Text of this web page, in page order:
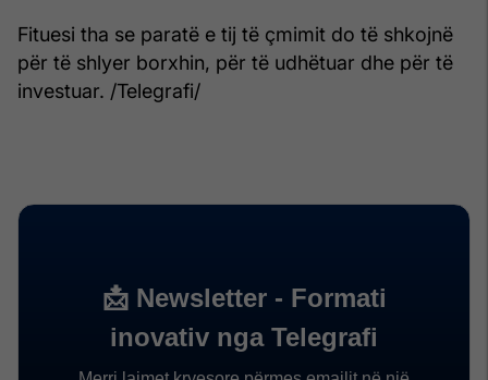
Fituesi tha se paratë e tij të çmimit do të shkojnë
për të shlyer borxhin, për të udhëtuar dhe për të
investuar. /Telegrafi/